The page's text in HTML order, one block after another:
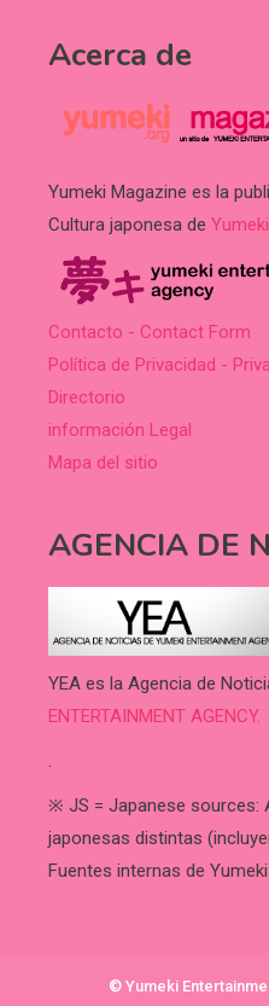
Acerca de
Yumeki Magazine es la
Cultura japonesa de
Contacto - Contact Form
Política de Privacidad -
Directorio
información Legal
Mapa del sitio
AGENCIA DE
YEA es la Agencia de
ENTERTAINMENT AGENCY.
.
※ JS = Japanese sources:
japonesas distintas
Fuentes internas de
© Yumeki